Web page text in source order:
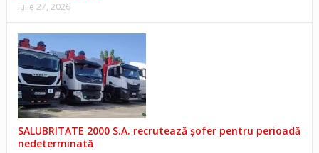
iulie 27, 2026
SALUBRITATE 2000 S.A. recrutează șofer pentru perioadă
nedeterminată